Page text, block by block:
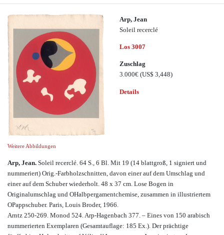
Weitere Abbildungen
Arp, Jean
Soleil recerclé
Los 3007
Zuschlag
3.000€ (US$ 3,448)
Details
Arp, Jean. Soleil recerclé. 64 S., 6 Bl. Mit 19 (14 blattgroß, 1 signiert und
nummeriert) Orig.-Farbholzschnitten, davon einer auf dem Umschlag und
einer auf dem Schuber wiederholt. 48 x 37 cm. Lose Bogen in
Originalumschlag und OHalbpergamentchemise, zusammen in illustriertem
OPappschuber. Paris, Louis Broder, 1966.
Arntz 250-269. Monod 524. Arp-Hagenbach 377. – Eines von 150 arabisch
nummerierten Exemplaren (Gesamtauflage: 185 Ex.). Der prächtige